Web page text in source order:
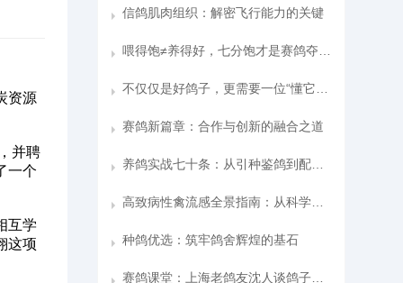
资源
并聘
一个
互学
这项
信鸽肌肉组织：解密飞行能力的关键
赛鸽新篇章：合作与创新的融合之道
种鸽优选：筑牢鸽舍辉煌的基石